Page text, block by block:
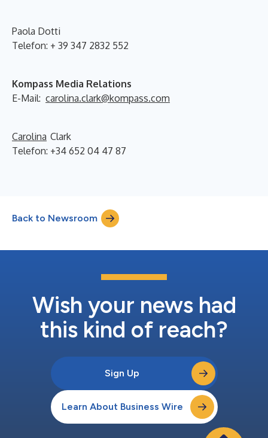
Paola Dotti
Telefon: + 39 347 2832 552
Kompass Media Relations
E-Mail: carolina.clark@kompass.com
Carolina Clark
Telefon: +34 652 04 47 87
Back to Newsroom
Wish your news had
this kind of reach?
Sign Up
Learn About Business Wire